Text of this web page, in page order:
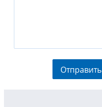
Отправить